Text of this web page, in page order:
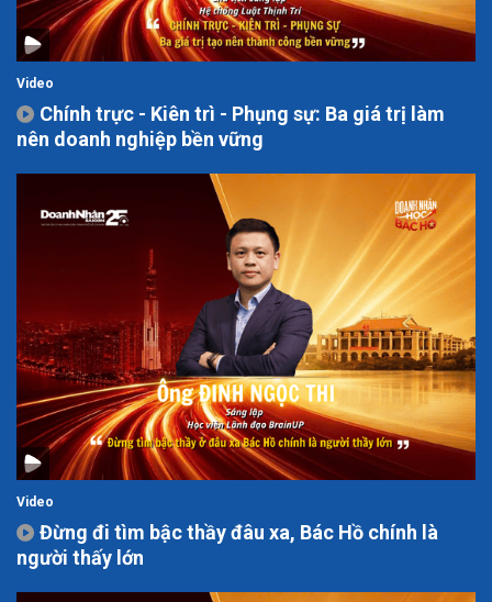
Video
Chính trực - Kiên trì - Phụng sự: Ba giá trị làm
nên doanh nghiệp bền vững
Video
Đừng đi tìm bậc thầy đâu xa, Bác Hồ chính là
người thấy lớn